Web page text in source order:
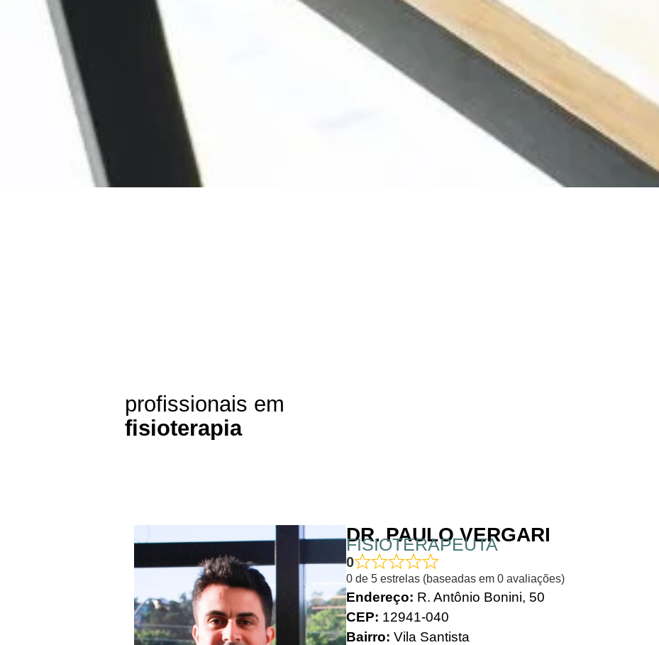
profissionais em
fisioterapia
DR. PAULO VERGARI
FISIOTERAPEUTA
0
0 de 5 estrelas (baseadas em 0 avaliações)
Endereço: R. Antônio Bonini, 50
CEP: 12941-040
Bairro: Vila Santista